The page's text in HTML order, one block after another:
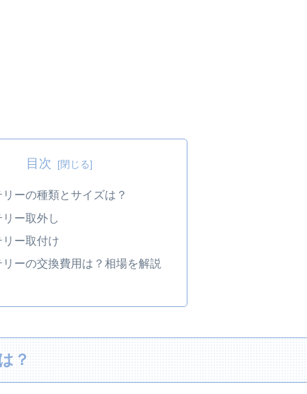
目次
ーの種類とサイズは？
ー取外し
ー取付け
ーの交換費用は？相場を解説
？